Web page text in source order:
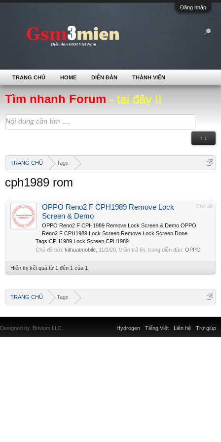
Đăng nhập
Tìm nhanh Forum - tại đây !!
↑ ↓
TRANG CHỦ Tags
cph1989 rom
Chủ đề
OPPO Reno2 F CPH1989 Remove Lock
Screen & Demo
OPPO Reno2 F CPH1989 Remove Lock Screen & Demo OPPO
Reno2 F CPH1989 Lock Screen,Remove Lock Screen Done
Tags:CPH1989 Lock Screen,CPH1989...
Chủ đề bởi: kithuatmobile 11/1/20 , 0 lần trả lời, trong diễn đàn: OPPO
Hiển thị kết quả từ 1 đến 1 của 1
TRANG CHỦ Tags
TRANG CHỦ HOME DIỄN ĐÀN THÀNH VIÊN
Liên hệ Trợ giúp
Hydrogen Tiếng Việt
Designed by Brivium LLC.